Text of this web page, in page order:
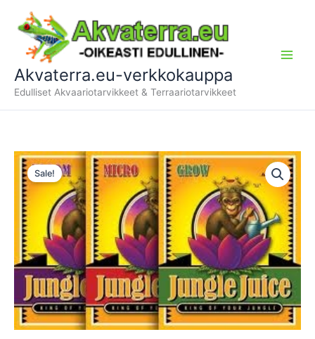
sisältöön
Akvaterra.eu-verkkokauppa
Edulliset Akvaariotarvikkeet & Terraariotarvikkeet
Sale!